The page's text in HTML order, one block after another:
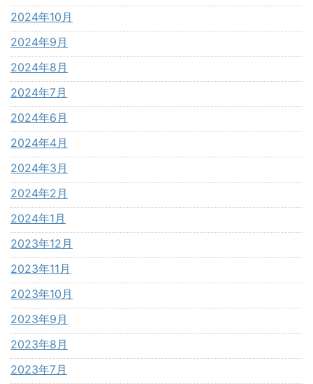
2024年10月
2024年9月
2024年8月
2024年7月
2024年6月
2024年4月
2024年3月
2024年2月
2024年1月
2023年12月
2023年11月
2023年10月
2023年9月
2023年8月
2023年7月